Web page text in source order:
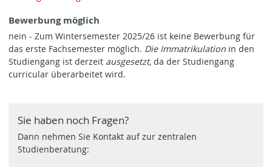
Bewerbung möglich
nein - Zum Wintersemester 2025/26 ist keine Bewerbung für
das erste Fachsemester möglich. Die Immatrikulation in den
Studiengang ist derzeit ausgesetzt, da der Studiengang
curricular überarbeitet wird.
Sie haben noch Fragen?
Dann nehmen Sie Kontakt auf zur zentralen
Studienberatung: